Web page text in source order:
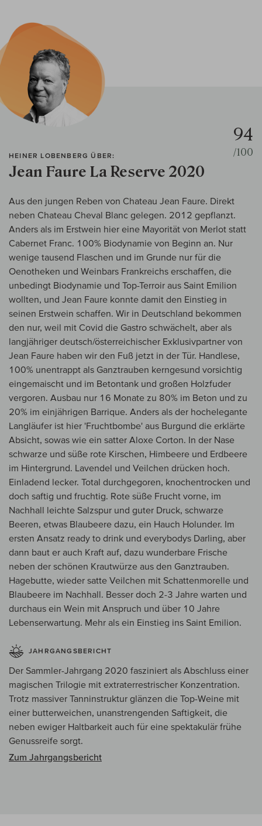
HEINER LOBENBERG ÜBER:
Jean Faure La Reserve 2020
94
/100
Aus den jungen Reben von Chateau Jean Faure. Direkt
neben Chateau Cheval Blanc gelegen. 2012 gepflanzt.
Anders als im Erstwein hier eine Mayorität von Merlot statt
Cabernet Franc. 100% Biodynamie von Beginn an. Nur
wenige tausend Flaschen und im Grunde nur für die
Oenotheken und Weinbars Frankreichs erschaffen, die
unbedingt Biodynamie und Top-Terroir aus Saint Emilion
wollten, und Jean Faure konnte damit den Einstieg in
seinen Erstwein schaffen. Wir in Deutschland bekommen
den nur, weil mit Covid die Gastro schwächelt, aber als
langjähriger deutsch/österreichischer Exklusivpartner von
Jean Faure haben wir den Fuß jetzt in der Tür. Handlese,
100% unentrappt als Ganztrauben kerngesund vorsichtig
eingemaischt und im Betontank und großen Holzfuder
vergoren. Ausbau nur 16 Monate zu 80% im Beton und zu
20% im einjährigen Barrique. Anders als der hochelegante
Langläufer ist hier 'Fruchtbombe' aus Burgund die erklärte
Absicht, sowas wie ein satter Aloxe Corton. In der Nase
schwarze und süße rote Kirschen, Himbeere und Erdbeere
im Hintergrund. Lavendel und Veilchen drücken hoch.
Einladend lecker. Total durchgegoren, knochentrocken und
doch saftig und fruchtig. Rote süße Frucht vorne, im
Nachhall leichte Salzspur und guter Druck, schwarze
Beeren, etwas Blaubeere dazu, ein Hauch Holunder. Im
ersten Ansatz ready to drink und everybodys Darling, aber
dann baut er auch Kraft auf, dazu wunderbare Frische
neben der schönen Krautwürze aus den Ganztrauben.
Hagebutte, wieder satte Veilchen mit Schattenmorelle und
Blaubeere im Nachhall. Besser doch 2-3 Jahre warten und
durchaus ein Wein mit Anspruch und über 10 Jahre
Lebenserwartung. Mehr als ein Einstieg ins Saint Emilion.
JAHRGANGSBERICHT
Der Sammler-Jahrgang 2020 fasziniert als Abschluss einer
magischen Trilogie mit extraterrestrischer Konzentration.
Trotz massiver Tanninstruktur glänzen die Top-Weine mit
einer butterweichen, unanstrengenden Saftigkeit, die
neben ewiger Haltbarkeit auch für eine spektakulär frühe
Genussreife sorgt.
Zum Jahrgangsbericht